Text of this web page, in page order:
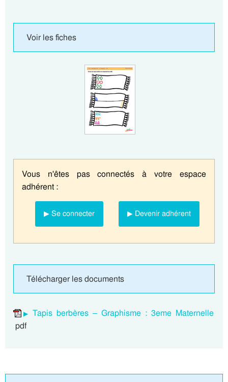
Voir les fiches
Vous n'êtes pas connectés à votre espace
adhérent :
▶ Se connecter ▶ Devenir adhérent
Télécharger les documents
Tapis berbères – Graphisme : 3eme Maternelle
pdf